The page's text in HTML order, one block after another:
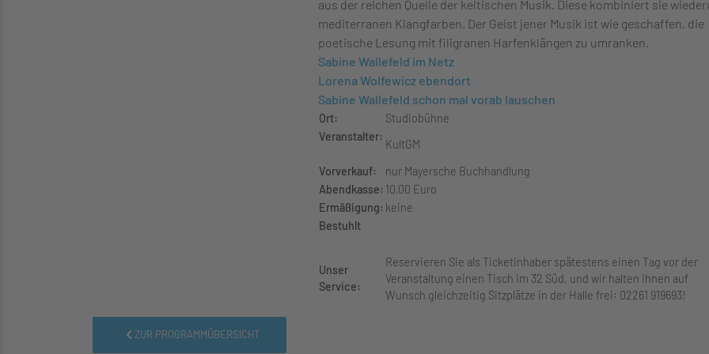
aus der reichen Quelle der keltischen Musik. Diese kombiniert sie
mediterranen Klangfarben. Der Geist jener Musik ist wie geschaffen, die
poetische Lesung mit filigranen Harfenklängen zu umranken.
Sabine Wallefeld im Netz
Lorena Wolfewicz ebendort
Sabine Wallefeld schon mal vorab lauschen
Ort:
Studiobühne
Veranstalter:
KultGM
Vorverkauf:
nur Mayersche Buchhandlung
Abendkasse: 10,00 Euro
Ermäßigung: keine
Bestuhlt
Unser
Service:
Reservieren Sie als Ticketinhaber spätestens einen Tag vor der
Veranstaltung einen Tisch im 32 Süd, und wir halten Ihnen auf
Wunsch gleichzeitig Sitzplätze in der Halle frei: 02261 919693!
ZUR PROGRAMMÜBERSICHT